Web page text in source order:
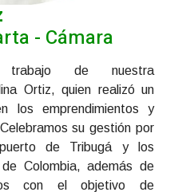
- Cámara
trabajo de nuestra
Ortiz, quien realizó un
los emprendimientos y
su gestión por
de Tribugá y los
Colombia, además de
con el objetivo de